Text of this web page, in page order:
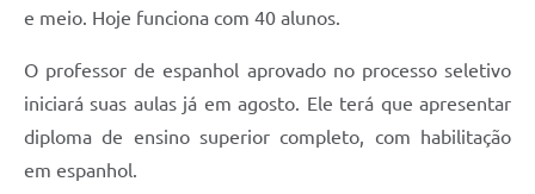
e meio. Hoje funciona com 40 alunos.
O professor de espanhol aprovado no processo seletivo
iniciará suas aulas já em agosto. Ele terá que apresentar
diploma de ensino superior completo, com habilitação
em espanhol.